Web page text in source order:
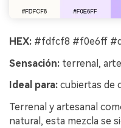
HEX: #fdfcf8 #f0e6ff
Sensación: terrenal,
Ideal para: cubiertas de
Terrenal y artesanal
natural, esta mezcla se